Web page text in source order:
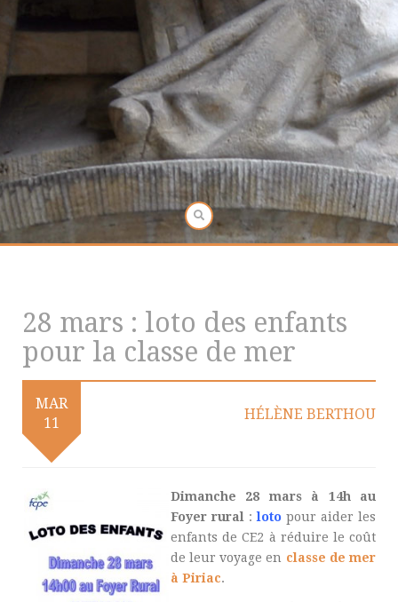
28 mars : loto des enfants
pour la classe de mer
MAR
11
HÉLÈNE BERTHOU
Dimanche 28 mars à 14h au
Foyer rural
:loto pour aider les
enfants de CE2 à réduire le coût
de leur voyage en classe de mer
à Piriac.